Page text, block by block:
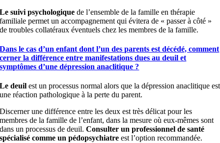
Le suivi psychologique de l’ensemble de la famille en thérapie
familiale permet un accompagnement qui évitera de « passer à côté »
de troubles collatéraux éventuels chez les membres de la famille.
Dans le cas d’un enfant dont l’un des parents est décédé, comment
cerner la différence entre manifestations dues au deuil et
symptômes d’une dépression anaclitique ?
Le deuilest un processus normal alors que la dépression anaclitique est
une réaction pathologique à la perte du parent.
Discerner une différence entre les deux est très délicat pour les
membres de la famille de l’enfant, dans la mesure où eux-mêmes sont
dans un processus de deuil.Consulter un professionnel de santé
spécialisé comme un pédopsychiatre est l’option recommandée.